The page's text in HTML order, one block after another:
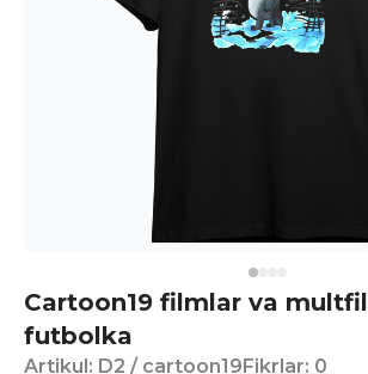
Cartoon19 filmlar va
futbolka
Artikul: D2 / cartoon19Fikrlar: 0